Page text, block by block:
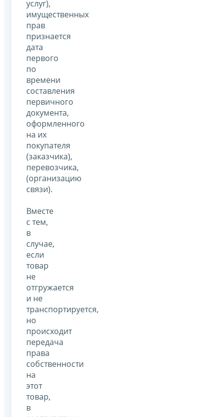
услуг),
имущественных
прав
признается
дата
первого
по
времени
составления
первичного
документа,
оформленного
на их
покупателя
(заказчика),
перевозчика,
(организацию
связи).
Вместе
с тем,
в
случае,
если
товар
не
отгружается
и не
транспортируется,
но
происходит
передача
права
собственности
на
этот
товар,
в